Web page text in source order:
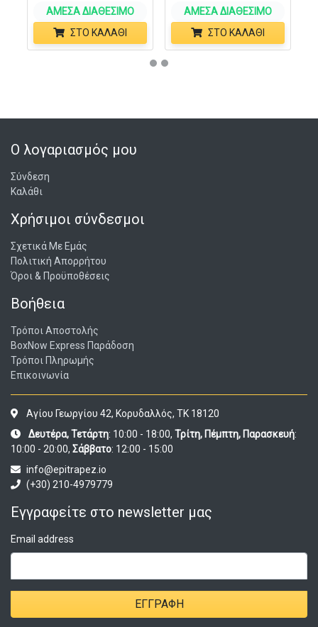
ΆΜΕΣΑ ΔΙΑΘΈΣΙΜΟ
ΣΤΟ ΚΑΛΆΘΙ
ΆΜΕΣΑ ΔΙΑΘΈΣΙΜΟ
ΣΤΟ ΚΑΛΆΘΙ
Ο λογαριασμός μου
Σύνδεση
Καλάθι
Χρήσιμοι σύνδεσμοι
Σχετικά Με Εμάς
Πολιτική Απορρήτου
Όροι & Προϋποθέσεις
Βοήθεια
Τρόποι Αποστολής
BoxNow Express Παράδοση
Τρόποι Πληρωμής
Επικοινωνία
Αγίου Γεωργίου 42, Κορυδαλλός, ΤΚ 18120
Δευτέρα, Τετάρτη: 10:00 - 18:00, Τρίτη, Πέμπτη, Παρασκευή:
10:00 - 20:00, Σάββατο: 12:00 - 15:00
info@epitrapez.io
(+30) 210-4979779
Εγγραφείτε στο newsletter μας
Email address
ΕΓΓΡΑΦΉ